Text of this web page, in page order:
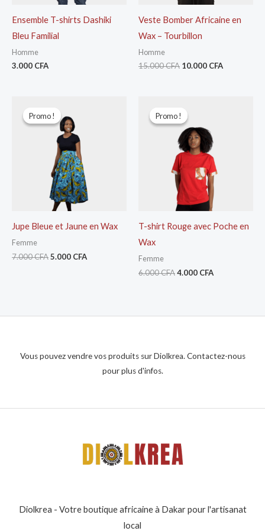
Ensemble T-shirts Dashiki
Bleu Familial
Homme
3.000 CFA
Veste Bomber Africaine en
Wax – Tourbillon
Homme
15.000CFA 10.000 CFA
Promo !
Promo !
Jupe Bleue et Jaune en Wax
Femme
7.000CFA
prix
initial
était :
7.000 CFA.
5.000 CFA
Promo !
Promo !
T-shirt Rouge avec Poche en
Wax
Femme
6.000CFA
prix
initial
était :
6.000 CFA.
4.000 CFA
4.000 CFA.
Vous pouvez vendre vos produits sur Diolkrea. Contactez-nous
pour plus d'infos.
Diolkrea - Votre boutique africaine à Dakar pour l'artisanat
local